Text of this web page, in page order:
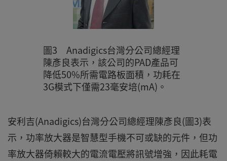
圖3 Anadigics台灣分公司總經理
陳彥良表示，該公司的PAD產品可
降低50%所需電路板面積，功耗在
3G模式下僅需23毫安培(mA)。
安利吉(Anadigics)台灣分公司總經理陳彥良(圖3)表
示，功率放大器是智慧型手機不可或缺的元件，但功
率放大器倚賴較大的電流電壓將訊號增強，因此耗電